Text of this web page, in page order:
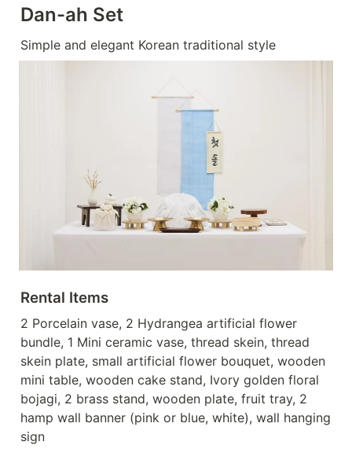
Dan-ah Set
Simple and elegant Korean traditional style
Rental Items
2 Porcelain vase, 2 Hydrangea artificial flower
bundle, 1 Mini ceramic vase, thread skein, thread
skein plate, small artificial flower bouquet, wooden
mini table, wooden cake stand, Ivory golden floral
bojagi, 2 brass stand, wooden plate, fruit tray, 2
hamp wall banner (pink or blue, white), wall hanging
sign